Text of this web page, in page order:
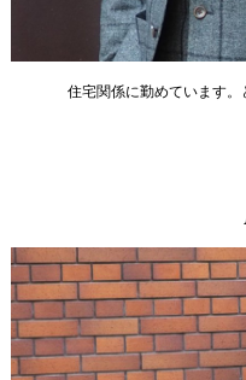
住宅関係に勤めています